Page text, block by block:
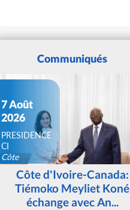
Communiqués
7 Août
2026
PRESIDENCE
CI
Côte
d'IvoireCôte d'Ivoire-Canada:
Tiémoko Meyliet Koné
échange avec An...